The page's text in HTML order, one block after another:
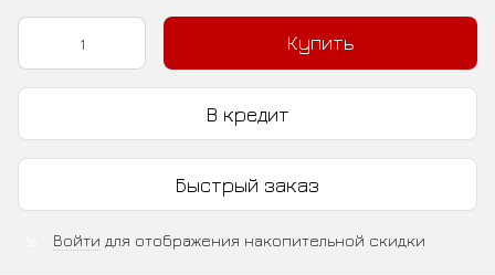
Купить
В кредит
Быстрый заказ
Войти для отображения накопительной скидки